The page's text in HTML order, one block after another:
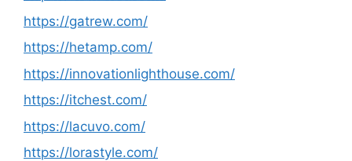
https://gatrew.com/
https://hetamp.com/
https://innovationlighthouse.com/
https://itchest.com/
https://lacuvo.com/
https://lorastyle.com/